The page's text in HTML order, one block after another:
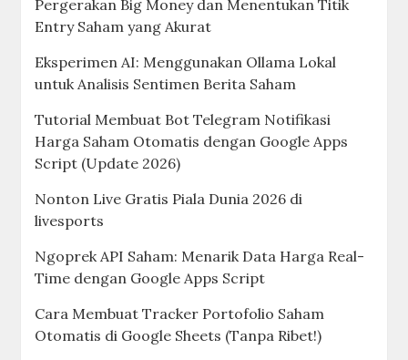
Pergerakan Big Money dan Menentukan Titik
Entry Saham yang Akurat
Eksperimen AI: Menggunakan Ollama Lokal
untuk Analisis Sentimen Berita Saham
Tutorial Membuat Bot Telegram Notifikasi
Harga Saham Otomatis dengan Google Apps
Script (Update 2026)
Nonton Live Gratis Piala Dunia 2026 di
livesports
Ngoprek API Saham: Menarik Data Harga Real-
Time dengan Google Apps Script
Cara Membuat Tracker Portofolio Saham
Otomatis di Google Sheets (Tanpa Ribet!)